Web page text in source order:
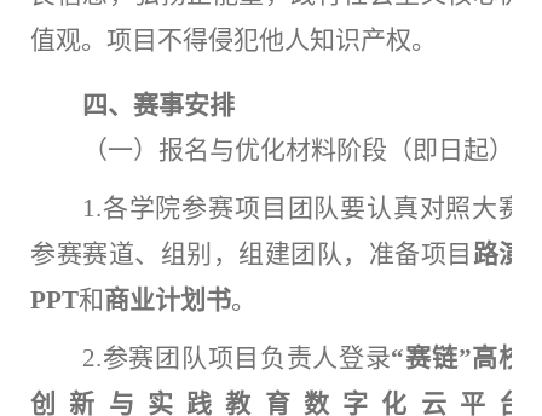
值观。项目不得侵犯他人知识产权。
四、赛事安排
（一）报名与优化材料阶段（即日起）
1.各学院参赛项目团队要认真对照大赛
参赛赛道、组别，组建团队，准备项目 路演
PPT和商业计划书。
2.参赛团队项目负责人登录“赛链”高校
创新与实践教育数字化云平台